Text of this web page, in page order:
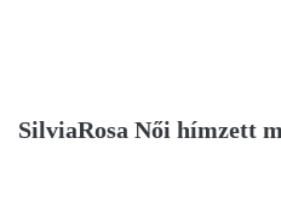
SilviaRosa Női hímzett